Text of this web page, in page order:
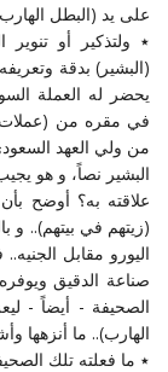
على يد (البطل
٭ ولتذكير أو تنوير
(البشير) بدقة
يحضر له العملة
في مقره من
من ولي العهد
البشير نصاً، و هو
علاقته به؟ أوضح
(زيتهم في بيتهم).. و
اليورو مقابل
صناعة الدقيق
الصحيفة - أيضاً -
الهارب).. ما أنزهها
٭ ما فعلته تلك